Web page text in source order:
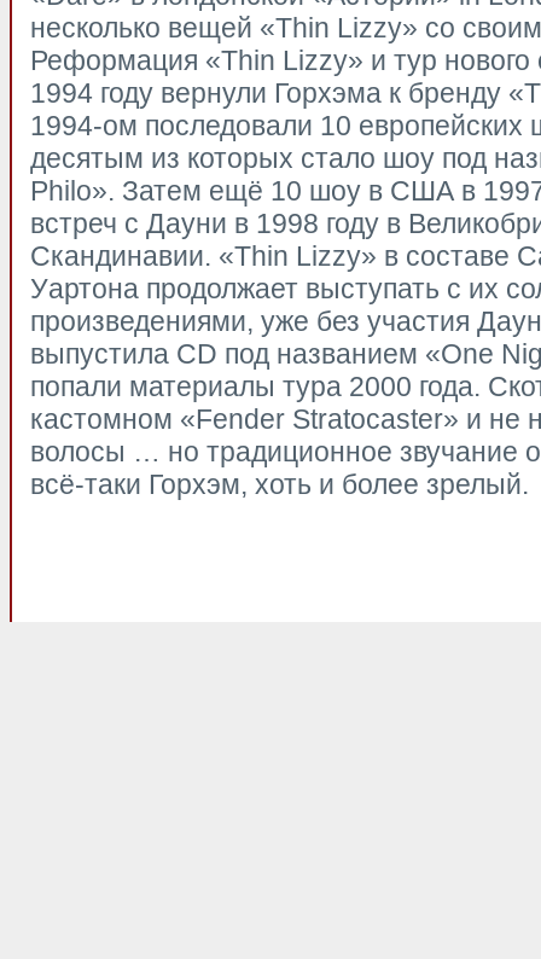
несколько вещей «Thin Lizzy» со
Реформация «Thin Lizzy» и тур нового
1994 году вернули Горхэма к бренду
1994-ом последовали 10 европейских
десятым из которых стало шоу под
Philo». Затем ещё 10 шоу в США в
встреч с Дауни в 1998 году в
Скандинавии. «Thin Lizzy» в составе
Уартона продолжает выступать с их
произведениями, уже без участия
выпустила CD под названием «One
попали материалы тура 2000 года.
кастомном «Fender Stratocaster» и не
волосы … но традиционное звучание
всё-таки Горхэм, хоть и более зрелый.